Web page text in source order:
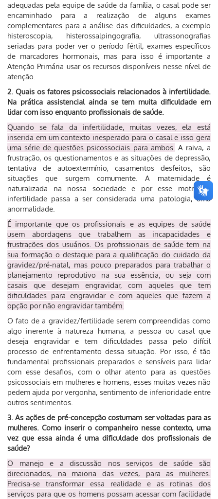
adequadas pela equipe de saúde da família, o casal pode ser
encaminhado para a realização de alguns exames
complementares para a análise das dificuldades, a exemplo
histeroscopia, histerossalpingografia, ultrassonografias
seriadas para poder ver o período fértil, exames específicos
de marcadores hormonais, mas para isso é importante a
Atenção Primária usar os recursos disponíveis nesse nível de
atenção.
2. Quais os fatores psicossociais relacionados à infertilidade.
Na prática assistencial ainda se tem muita dificuldade em
lidar com isso enquanto profissionais de saúde.
Quando se fala da infertilidade, muitas vezes, ela está
inserida em um contexto inesperado para o casal e isso gera
uma série de questões psicossociais para ambos. A raiva, a
frustração, os questionamentos e as situações de depressão,
tentativa de autoextermínio, casamentos desfeitos, são
situações que surgem comumente. A maternidade é
naturalizada na nossa sociedade e por esse motivo a
infertilidade passa a ser considerada uma patologia, uma
anormalidade.
É importante que os profissionais e as equipes de saúde
usem abordagens que trabalhem as incapacidades e
frustrações dos usuários. Os profissionais de saúde tem na
sua formação o destaque para a qualificação do cuidado da
gravidez/pré-natal, mas pouco preparados para trabalhar o
planejamento reprodutivo na sua essência, ou seja com
casais que desejam engravidar, com aqueles que tem
dificuldades para engravidar e com aqueles que fazem a
opção por não engravidar também.
O fato de a gravidez/fertilidade serem compreendidas como
algo inerente à natureza humana, a pessoa ou casal que
deseja engravidar e tem dificuldades passa pelo difícil
processo de enfrentamento dessa situação. Por isso, é tão
fundamental profissionais preparados e sensíveis para lidar
com esse desafios, com o olhar atento para as questões
psicossociais em mulheres e homens, esses muitas vezes não
pedem ajuda por vergonha, sentimento de inferioridade entre
outros sentimentos.
3. As ações de pré-concepção costumam ser voltadas para as
mulheres. Como inserir o companheiro nesse contexto, uma
vez que essa ainda é uma dificuldade dos profissionais de
saúde?
O manejo e a discussão nos serviços de saúde são
direcionados, na maioria das vezes, para as mulheres.
Precisa-se transformar essa realidade e as rotinas dos
serviços para que os homens possam acessar com facilidade